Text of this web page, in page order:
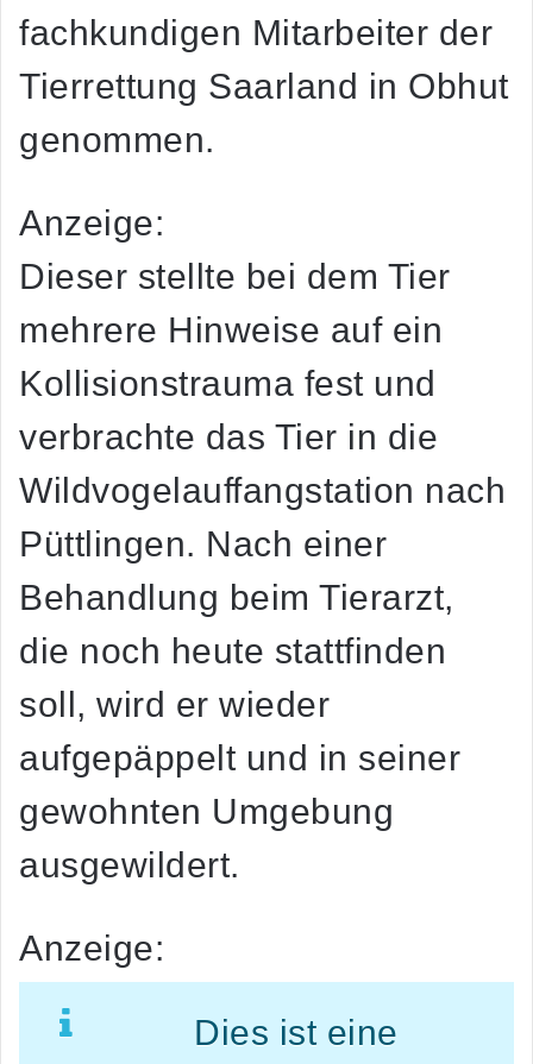
fachkundigen Mitarbeiter der
Tierrettung Saarland in Obhut
genommen.
Anzeige:
Dieser stellte bei dem Tier
mehrere Hinweise auf ein
Kollisionstrauma fest und
verbrachte das Tier in die
Wildvogelauffangstation nach
Püttlingen. Nach einer
Behandlung beim Tierarzt,
die noch heute stattfinden
soll, wird er wieder
aufgepäppelt und in seiner
gewohnten Umgebung
ausgewildert.
Anzeige:
Dies ist eine